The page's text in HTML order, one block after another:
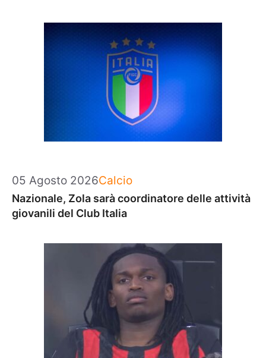
05 Agosto 2026Categorie
Calcio
Nazionale, Zola sarà coordinatore delle attività
giovanili del Club Italia